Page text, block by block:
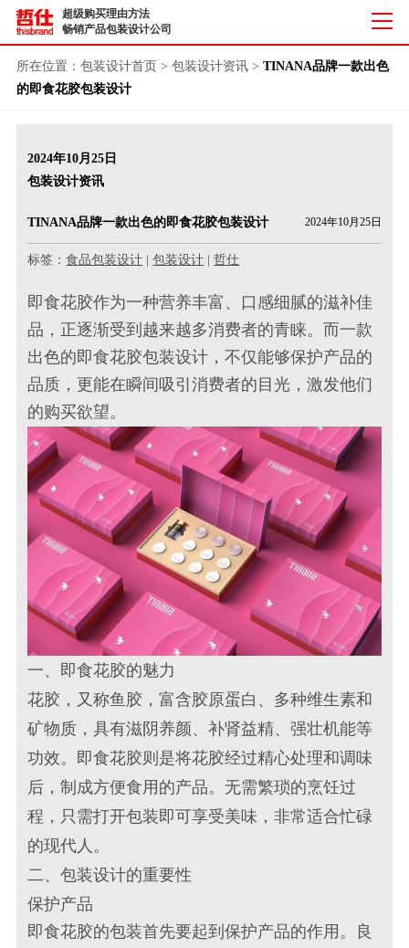
超级购买理由方法
畅销产品包装设计公司
所在位置： 包装设计首页 > 包装设计资讯> TINANA品牌一款出色
的即食花胶包装设计
2024年10月25日
包装设计资讯
TINANA品牌一款出色的即食花胶包装设计 2024年10月25日
标签：食品包装设计 |包装设计 |哲仕
即食花胶作为一种营养丰富、口感细腻的滋补佳
品，正逐渐受到越来越多消费者的青睐。而一款
出色的即食花胶包装设计，不仅能够保护产品的
品质，更能在瞬间吸引消费者的目光，激发他们
的购买欲望。
一、即食花胶的魅力
花胶，又称鱼胶，富含胶原蛋白、多种维生素和
矿物质，具有滋阴养颜、补肾益精、强壮机能等
功效。即食花胶则是将花胶经过精心处理和调味
后，制成方便食用的产品。无需繁琐的烹饪过
程，只需打开包装即可享受美味，非常适合忙碌
的现代人。
二、包装设计的重要性
保护产品
即食花胶的包装首先要起到保护产品的作用。良